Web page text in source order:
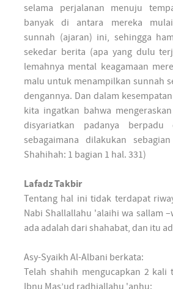
selama perjalanan menuju
banyak di antara mereka mulai
sunnah (ajaran) ini, sehingga
sekedar berita (apa yang dulu
lemahnya mental keagamaan
malu untuk menampilkan sunnah
dengannya. Dan dalam
kita ingatkan bahwa
disyariatkan padanya
sebagaimana dilakukan
Shahihah: 1 bagian 1 hal. 331)
Lafadz Takbir
Tentang hal ini tidak terdapat
Nabi Shallallahu 'alaihi wa sallam
ada adalah dari shahabat, dan itu
Asy-Syaikh Al-Albani berkata:
Telah shahih mengucapkan 2 kali
Ibnu Mas’ud radhiallahu 'anhu: